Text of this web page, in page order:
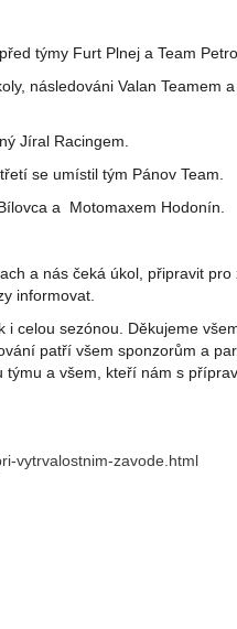
týmy Furt Plnej a Team
následováni Valan Teamem
Jíral Racingem.
se umístil tým Pánov Team.
a Motomaxem Hodonín.
a nás čeká úkol, připravit pro
informovat.
celou sezónou. Děkujeme
patří všem sponzorům a
a všem, kteří nám s
vytrvalostnim-zavode.html